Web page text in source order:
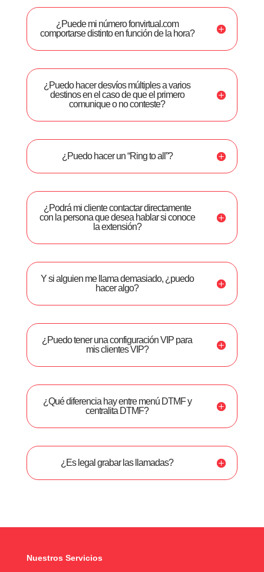
¿Puede mi número fonvirtual.com
comportarse distinto en función de la hora?
¿Puedo hacer desvíos múltiples a varios
destinos en el caso de que el primero
comunique o no conteste?
¿Puedo hacer un “Ring to all”?
¿Podrá mi cliente contactar directamente
con la persona que desea hablar si conoce
la extensión?
Y si alguien me llama demasiado, ¿puedo
hacer algo?
¿Puedo tener una configuración VIP para
mis clientes VIP?
¿Qué diferencia hay entre menú DTMF y
centralita DTMF?
¿Es legal grabar las llamadas?
Nuestros Servicios